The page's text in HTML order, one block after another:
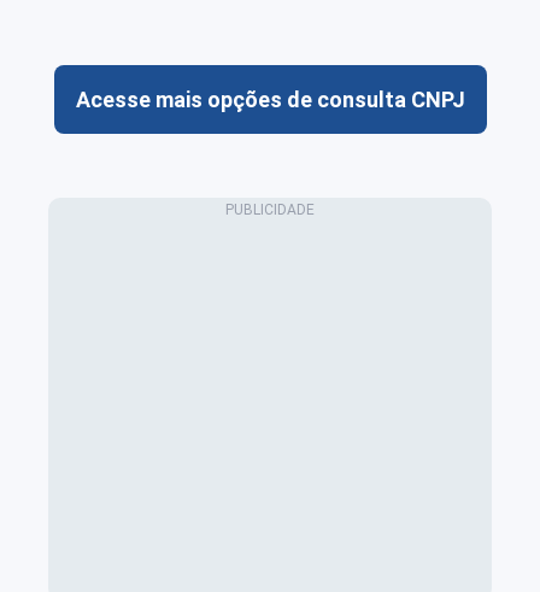
Acesse mais opções de consulta CNPJ